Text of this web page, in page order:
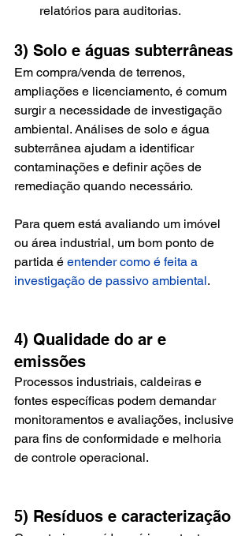
relatórios para auditorias.
3) Solo e águas subterrâneas
Em compra/venda de terrenos,
ampliações e licenciamento, é comum
surgir a necessidade de investigação
ambiental. Análises de solo e água
subterrânea ajudam a identificar
contaminações e definir ações de
remediação quando necessário.
Para quem está avaliando um imóvel
ou área industrial, um bom ponto de
partida é entender como é feita a
investigação de passivo ambiental.
4) Qualidade do ar e
emissões
Processos industriais, caldeiras e
fontes específicas podem demandar
monitoramentos e avaliações, inclusive
para fins de conformidade e melhoria
de controle operacional.
5) Resíduos e caracterização